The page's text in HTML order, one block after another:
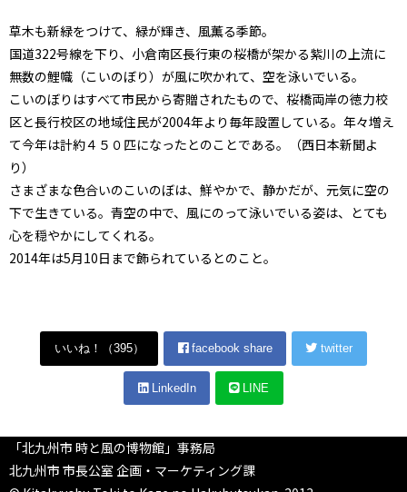
草木も新緑をつけて、緑が輝き、風薫る季節。
国道322号線を下り、小倉南区長行東の桜橋が架かる紫川の上流に
無数の鯉幟（こいのぼり）が風に吹かれて、空を泳いでいる。
こいのぼりはすべて市民から寄贈されたもので、桜橋両岸の徳力校
区と長行校区の地域住民が2004年より毎年設置している。年々増え
て今年は計約４５０匹になったとのことである。（西日本新聞よ
り）
さまざまな色合いのこいのぼは、鮮やかで、静かだが、元気に空の
下で生きている。青空の中で、風にのって泳いでいる姿は、とても
心を穏やかにしてくれる。
2014年は5月10日まで飾られているとのこと。
いいね！（395） facebook share twitter
LinkedIn LINE
「北九州市 時と風の博物館」事務局
北九州市 市長公室 企画・マーケティング課